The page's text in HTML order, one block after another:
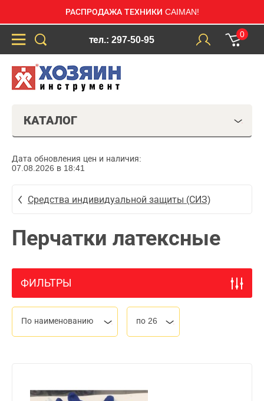
РАСПРОДАЖА ТЕХНИКИ CAIMAN!
тел.: 297-50-95
0
КАТАЛОГ
Дата обновления цен и наличия:
07.08.2026 в 18:41
Средства индивидуальной защиты (СИЗ)
Перчатки латексные
ФИЛЬТРЫ
По наименованию по 26